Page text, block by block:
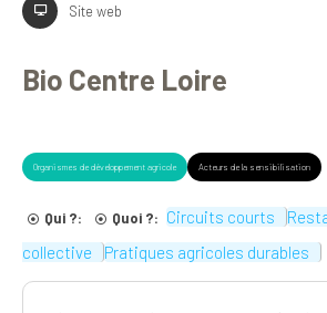
Site web
Bio Centre Loire
Organismes de développement agricole Acteurs de la sensibilisation
Qui ?: Quoi ?: Circuits courts
collective
Pratiques agricoles durables